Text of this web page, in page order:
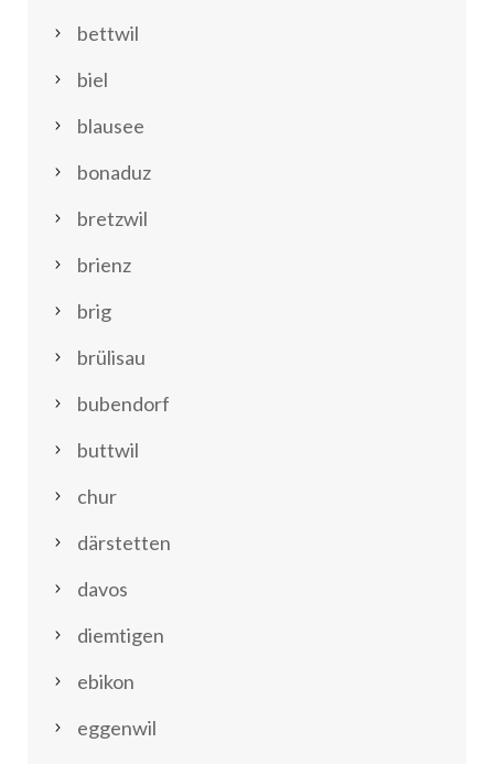
bettwil
biel
blausee
bonaduz
bretzwil
brienz
brig
brülisau
bubendorf
buttwil
chur
därstetten
davos
diemtigen
ebikon
eggenwil